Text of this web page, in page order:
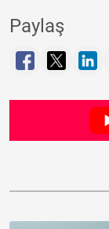
Paylaş